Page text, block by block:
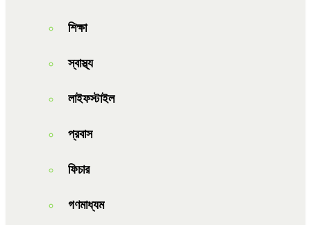
শিক্ষা
স্বাস্থ্য
লাইফস্টাইল
প্রবাস
ফিচার
গণমাধ্যম